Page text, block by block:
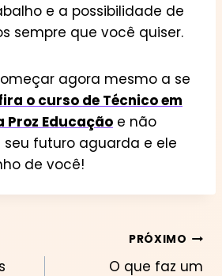
e a possibilidade de
sempre que você quiser.
agora mesmo a se
o curso de Técnico em
Proz Educação e não
seu futuro aguarda e ele
de você!
PRÓXIMO
O que faz um